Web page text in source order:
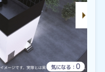
気になる： 0